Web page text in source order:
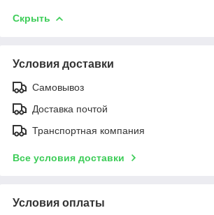
Скрыть
Условия доставки
Самовывоз
Доставка почтой
Транспортная компания
Все условия доставки
Условия оплаты